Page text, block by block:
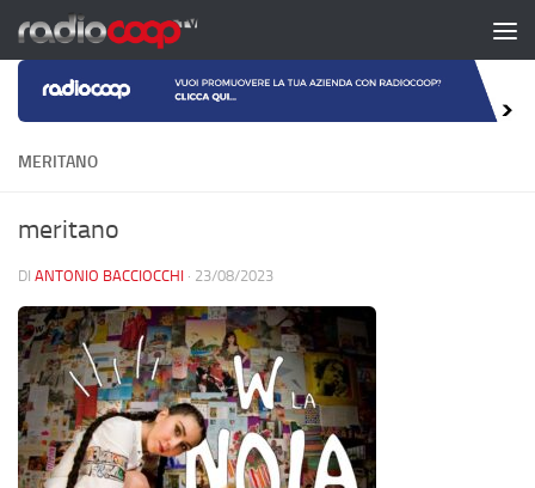
Salta al contenuto
MERITANO
meritano
DI ANTONIO BACCIOCCHI · 23/08/2023